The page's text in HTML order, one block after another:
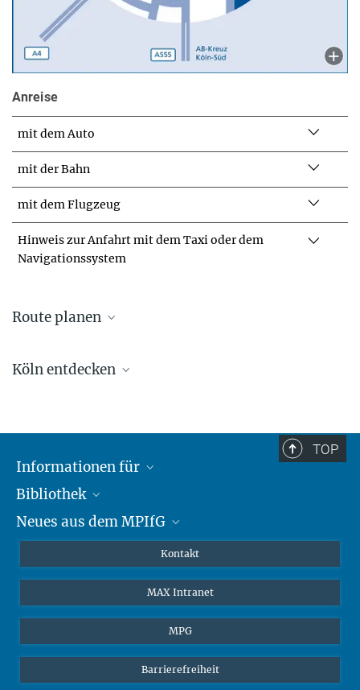
Anreise
mit dem Auto
mit der Bahn
mit dem Flugzeug
Hinweis zur Anfahrt mit dem Taxi oder dem
Navigationssystem
Route planen
Köln entdecken
TOP
Informationen für
Forschende
Gäste
Bibliothek
Profil
Neues aus dem MPIfG
MPIfG auf LinkedIn
Magazin Gesellschaftsforschung
Kontakt
MAX Intranet
MPG
Barrierefreiheit